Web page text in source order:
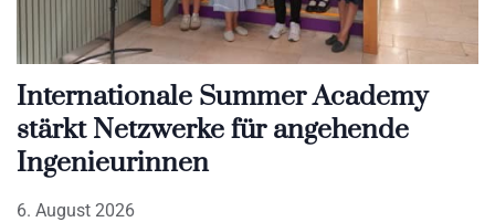
Internationale Summer Academy
stärkt Netzwerke für angehende
Ingenieurinnen
6. August 2026